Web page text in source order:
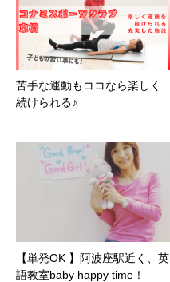
苦手な運動もココなら楽しく
続けられる♪
【単発OK 】阿波座駅近く、英
語教室baby happy time！